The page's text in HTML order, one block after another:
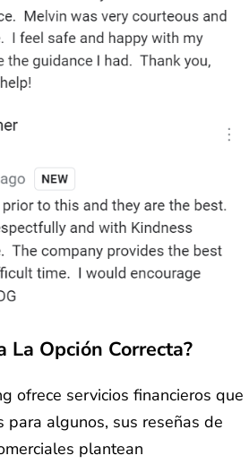
La Opción Correcta?
ofrece servicios financieros que
para algunos, sus reseñas de
plantean